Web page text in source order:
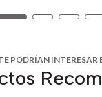
PODRÍAN INTERESAR